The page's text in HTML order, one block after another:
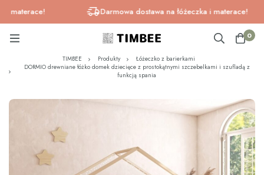
Darmowa dostawa na łóżeczka i materace!
0
TIMBEE Produkty
Łóżeczko z barierkami
DORMIO drewniane łóżko domek dziecięce z prostokątnymi szczebelkami i szufladą z
funkcją spania